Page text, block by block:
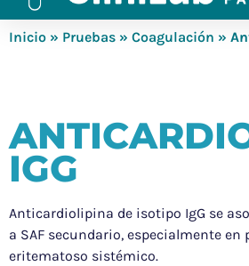
Inicio » Pruebas » Coagulación »
IGG
Anticardiolipina de isotipo IgG se
a SAF secundario, especialmente
eritematoso sistémico.